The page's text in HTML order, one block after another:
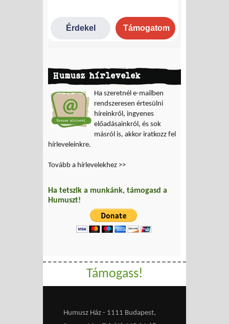
Humusz hírlevelek
Ha szeretnél e-mailben
rendszeresen értesülni
híreinkről, ingyenes
előadásainkról, és sok
másról is, akkor iratkozz fel
hírleveleinkre.
Tovább a hírlevelekhez >>
Ha tetszik a munkánk, támogasd a
Humuszt!
Támogass!
Humusz Ház - 1111 Budapest,